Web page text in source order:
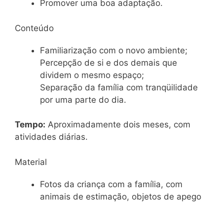
Promover uma boa adaptação.
Conteúdo
Familiarização com o novo ambiente;
Percepção de si e dos demais que
dividem o mesmo espaço;
Separação da família com tranqüilidade
por uma parte do dia.
Tempo: Aproximadamente dois meses, com
atividades diárias.
Material
Fotos da criança com a família, com
animais de estimação, objetos de apego